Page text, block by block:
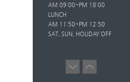
AM 09:00~PM 18:00
LUNCH
AM 11:50~PM 12:50
SAT, SUN, HOLIDAY OFF